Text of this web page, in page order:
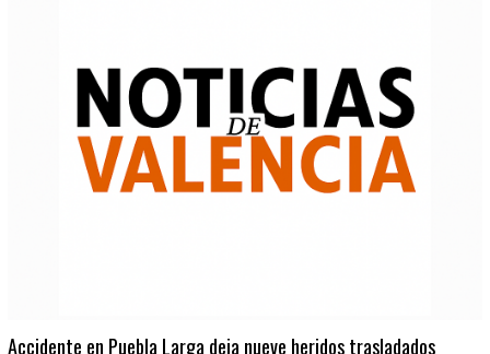
Accidente en Puebla Larga deja nueve heridos trasladados